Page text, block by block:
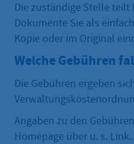
Die zuständige Stelle
Dokumente Sie als
Kopie oder im Original
Welche Gebühren
Die Gebühren ergeben
Angaben zu den
Homepage über u. s. Link.